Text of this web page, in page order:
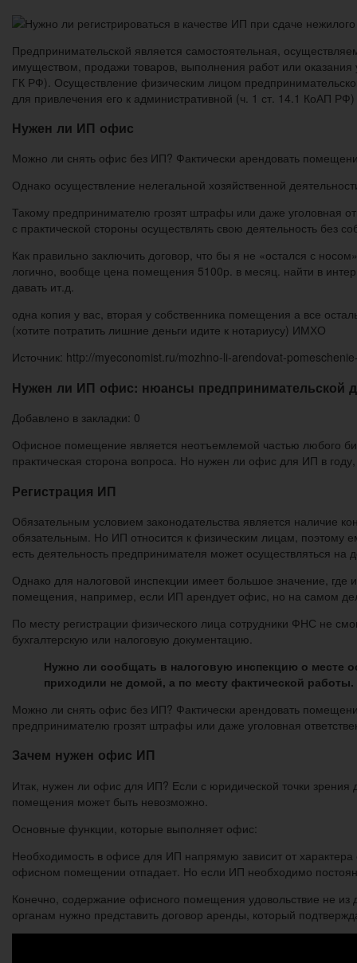
Предпринимательской является самостоятельная,
имуществом, продажи товаров, выполнения работ или оказания
ГК РФ). Осуществление физическим лицом
для привлечения его к административной (ч. 1 ст. 14.1 КоАП РФ)
Нужен ли ИП офис
Можно ли снять офис без ИП? Фактически арендовать
Однако осуществление нелегальной хозяйственной
Такому предпринимателю грозят штрафы или даже уголовная
с практической стороны осуществлять свою деятельность без
Как правильно заключить договор, что бы я не «остался с
логично, вообще цена помещения 5100р. в месяц. найти в
давать ит.д.
одна копия у вас, вторая у собственника помещения а все
(хотите потратить лишние деньги идите к нотариусу) ИМХО
Источник: http://myeconomist.ru/mozhno-li-arendovat-
Нужен ли ИП офис: нюансы предпринимательской
Добавлено в закладки: 0
Офисное помещение является неотъемлемой частью любого
практическая сторона вопроса. Но нужен ли офис для ИП в
Регистрация ИП
Обязательным условием законодательства является наличие
обязательным. Но ИП относится к физическим лицам, поэтому
есть деятельность предпринимателя может осуществляться на
Однако для налоговой инспекции имеет большое значение, где
помещения, например, если ИП арендует офис, но на самом
По месту регистрации физического лица сотрудники ФНС не
бухгалтерскую или налоговую документацию.
Нужно ли сообщать в налоговую инспекцию о месте
приходили не домой, а по месту фактической работы.
Можно ли снять офис без ИП? Фактически арендовать
предпринимателю грозят штрафы или даже уголовная
Зачем нужен офис ИП
Итак, нужен ли офис для ИП? Если с юридической точки зрения
помещения может быть невозможно.
Основные функции, которые выполняет офис:
Необходимость в офисе для ИП напрямую зависит от характера
офисном помещении отпадает. Но если ИП необходимо
Конечно, содержание офисного помещения удовольствие не
органам нужно представить договор аренды, который